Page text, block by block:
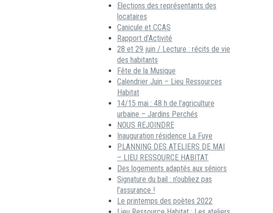
Elections des représentants des
locataires
Canicule et CCAS
Rapport d’Activité
28 et 29 juin / Lecture : récits de vie
des habitants
Fête de la Musique
Calendrier Juin – Lieu Ressources
Habitat
14/15 mai : 48 h de l’agriculture
urbaine – Jardins Perchés
NOUS REJOINDRE
Inauguration résidence La Fuye
PLANNING DES ATELIERS DE MAI
– LIEU RESSOURCE HABITAT
Des logements adaptés aux séniors
Signature du bail : n’oubliez pas
l’assurance !
Le printemps des poètes 2022